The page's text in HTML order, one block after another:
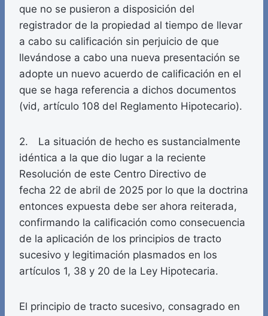
que no se pusieron a disposición del
registrador de la propiedad al tiempo de llevar
a cabo su calificación sin perjuicio de que
llevándose a cabo una nueva presentación se
adopte un nuevo acuerdo de calificación en el
que se haga referencia a dichos documentos
(vid, artículo 108 del Reglamento Hipotecario).
2. La situación de hecho es sustancialmente
idéntica a la que dio lugar a la reciente
Resolución de este Centro Directivo de
fecha 22 de abril de 2025 por lo que la doctrina
entonces expuesta debe ser ahora reiterada,
confirmando la calificación como consecuencia
de la aplicación de los principios de tracto
sucesivo y legitimación plasmados en los
artículos 1, 38 y 20 de la Ley Hipotecaria.
El principio de tracto sucesivo, consagrado en